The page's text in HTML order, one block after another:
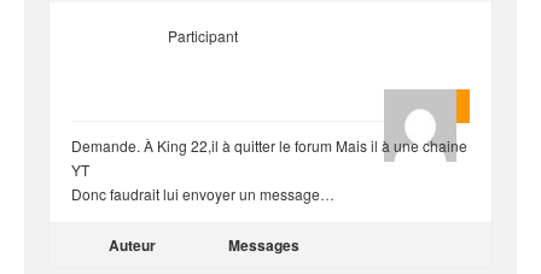
yvariro
Participant
Demande. À King 22,il à quitter le forum Mais il à une chaine
YT
Donc faudrait lui envoyer un message…
Auteur Messages